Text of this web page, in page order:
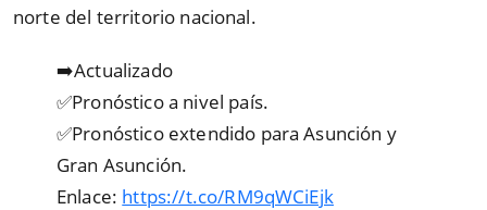
norte del territorio nacional.
➡️Actualizado
✅Pronóstico a nivel país.
✅Pronóstico extendido para Asunción y
Gran Asunción.
Enlace: https://t.co/RM9qWCiEjk